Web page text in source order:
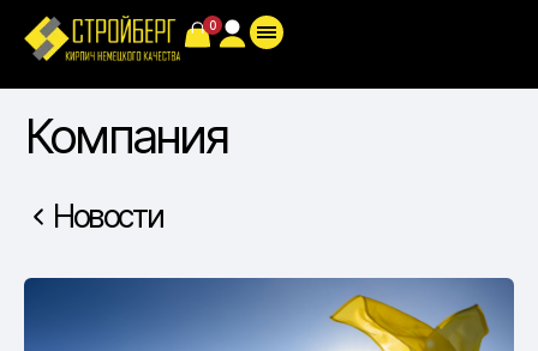
Компания
Новости